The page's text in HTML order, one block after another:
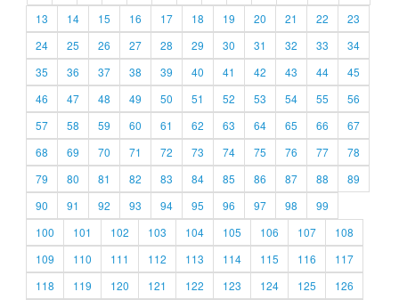
13
14 15 16 17 18 19 20 21 22
23
24
25 26 27 28 29 30 31 32 33
34
35
36 37 38 39 40 41 42 43 44
45
46
47 48 49 50 51 52 53 54 55
56
57
58 59 60 61 62 63 64 65 66
67
68
69 70 71 72 73 74 75 76 77
78
79
80 81 82 83 84 85 86 87 88
89
90
91 92 93 94 95 96 97 98
99
100
101 102 103 104 105 106 107
108
109
110 111 112 113 114 115 116
117
118
119 120 121 122 123 124 125
126